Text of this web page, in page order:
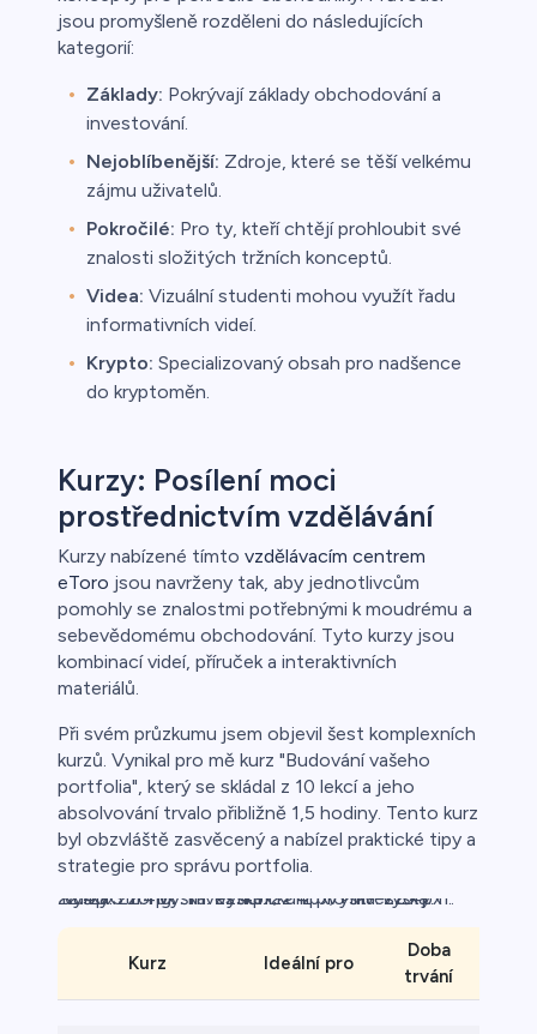
jsou promyšleně rozděleni do následujících
kategorií:
Základy: Pokrývají základy obchodování a
investování.
Nejoblíbenější: Zdroje, které se těší velkému
zájmu uživatelů.
Pokročilé: Pro ty, kteří chtějí prohloubit své
znalosti složitých tržních konceptů.
Videa: Vizuální studenti mohou využít řadu
informativních videí.
Krypto: Specializovaný obsah pro nadšence
do kryptoměn.
Kurzy: Posílení moci
prostřednictvím vzdělávání
Kurzy nabízené tímto vzdělávacím centrem
eToro jsou navrženy tak, aby jednotlivcům
pomohly se znalostmi potřebnými k moudrému a
sebevědomému obchodování. Tyto kurzy jsou
kombinací videí, příruček a interaktivních
materiálů.
Při svém průzkumu jsem objevil šest komplexních
kurzů. Vynikal pro mě kurz "Budování vašeho
portfolia", který se skládal z 10 lekcí a jeho
absolvování trvalo přibližně 1,5 hodiny. Tento kurz
byl obzvláště zasvěcený a nabízel praktické tipy a
strategie pro správu portfolia.
.Kurzy.Strong: : Investiční kurz pro investory.Tr: "výška: 22.4px".Tr: "výška: 22.4px;">Tr: "výška: 22.4px".Tr: "Výška: 22.4px;">Tr: "Výška: 22.4px".
Kurz Ideální pro
Doba
trvání